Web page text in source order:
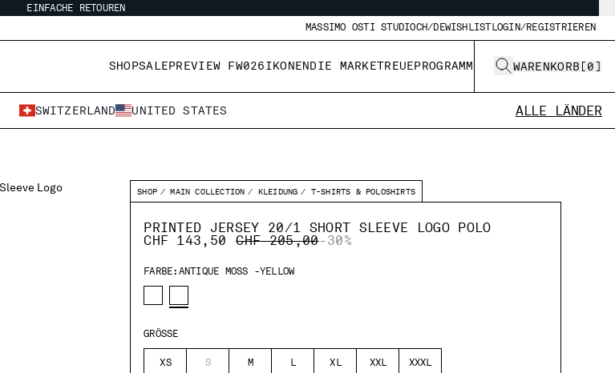
EINFACHE RETOUREN
MASSIMO OSTI STUDIOCH/DEWISHLISTLOGIN/REGISTRIEREN
SHOPSALEPREVIEW FW026IKONENDIE MARKETREUEPROGRAMM WARENKORB [0]
SWITZERLAND UNITED STATES ALLE LÄNDER
SHOP MAIN COLLECTION KLEIDUNG T-SHIRTS & POLOSHIRTS
PRINTED JERSEY 20/1 SHORT SLEEVE LOGO POLO
CHF 143,50
PRICE REDUCED FROM
CHF 205,00TO
-30%
FARBE: ANTIQUE MOSS -YELLOW
GRÖSSE
XS S M L XL XXL XXXL